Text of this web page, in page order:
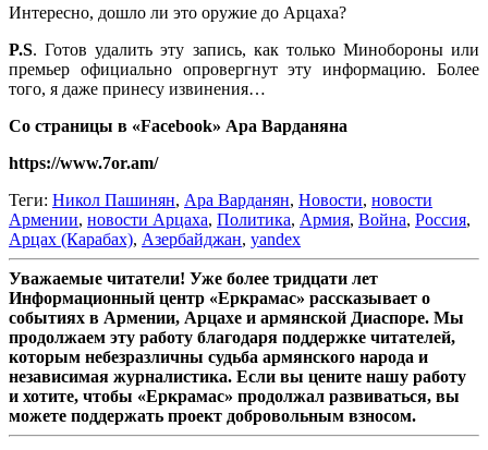
Интересно, дошло ли это оружие до Арцаха?
P.S. Готов удалить эту запись, как только Минобороны или
премьер официально опровергнут эту информацию. Более
того, я даже принесу извинения…
Со страницы в «Facebook» Ара Варданяна
https://www.7or.am/
Теги: Никол Пашинян, Ара Варданян, Новости, новости
Армении, новости Арцаха, Политика, Армия, Война, Россия,
Арцах (Карабах), Азербайджан, yandex
Уважаемые читатели! Уже более тридцати лет
Информационный центр «Еркрамас» рассказывает о
событиях в Армении, Арцахе и армянской Диаспоре. Мы
продолжаем эту работу благодаря поддержке читателей,
которым небезразличны судьба армянского народа и
независимая журналистика. Если вы цените нашу работу
и хотите, чтобы «Еркрамас» продолжал развиваться, вы
можете поддержать проект добровольным взносом.